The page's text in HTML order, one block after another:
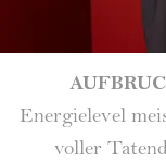
Energielevel
voller